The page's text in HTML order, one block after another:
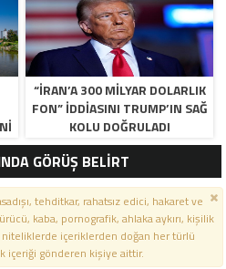
“İRAN’A 300 MILYAR DOLARLIK
FON” IDDIASINI TRUMP’IN SAĞ
KOLU DOĞRULADI
GÖRÜŞ BELİRT
tehditkar, rahatsız edici, hakaret ve
kaba, pornografik, ahlaka aykırı, kişilik
niteliklerde içeriklerden doğan her türlü
içeriği gönderen kişiye aittir.